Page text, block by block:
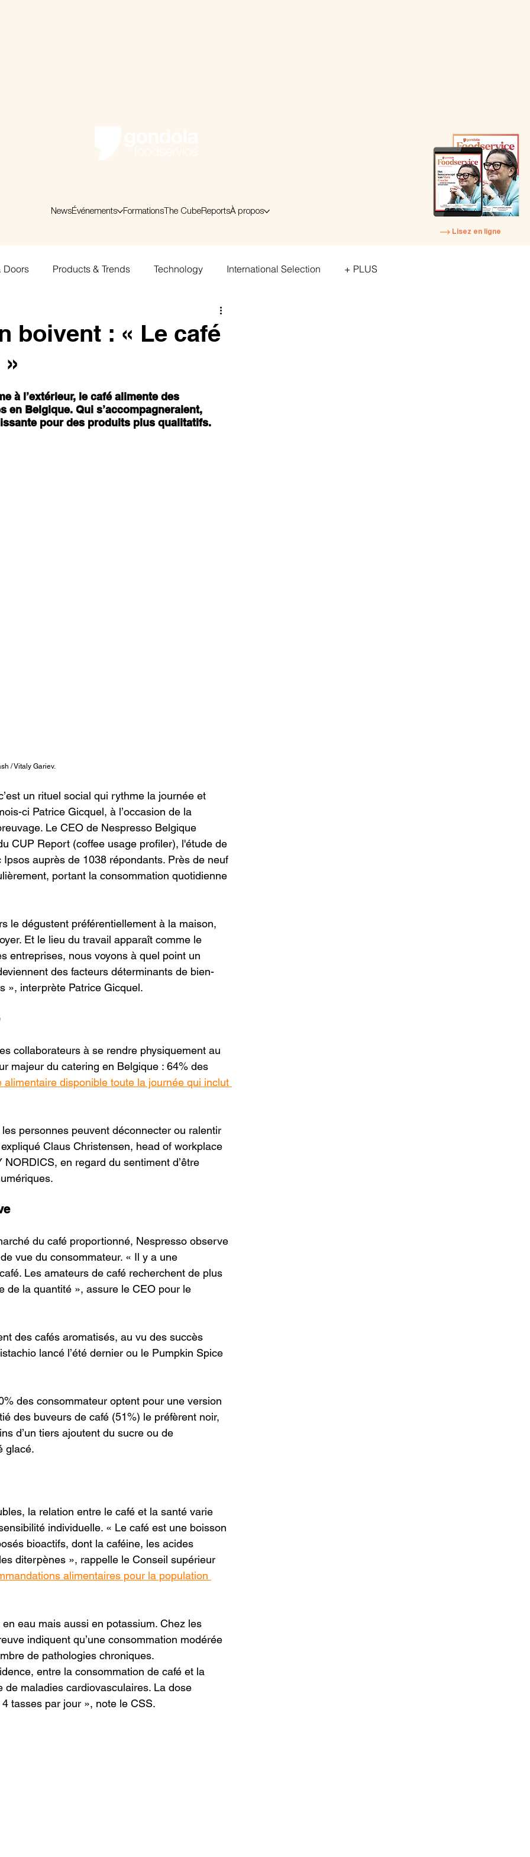
NewsÉvénements Formations The CubeReportsÀ propos
Lisez en ligne
Doors Products & Trends Technology International Selection + PLUS
boivent : « Le café
à l’extérieur, le café alimente des
en Belgique. Qui s’accompagneraient,
pour des produits plus qualitatifs.
/ Vitaly Gariev.
un rituel social qui rythme la journée et
ci Patrice Gicquel, à l’occasion de la
Le CEO de Nespresso Belgique
CUP Report (coffee usage profiler), l'étude de
auprès de 1038 répondants. Près de neuf
portant la consommation quotidienne
le dégustent préférentiellement à la maison,
Et le lieu du travail apparaît comme le
entreprises, nous voyons à quel point un
des facteurs déterminants de bien-
», interprète Patrice Gicquel.
collaborateurs à se rendre physiquement au
majeur du catering en Belgique : 64% des
alimentaire disponible toute la journée qui inclut
personnes peuvent déconnecter ou ralentir
Claus Christensen, head of workplace
en regard du sentiment d’être
du café proportionné, Nespresso observe
vue du consommateur. « Il y a une
Les amateurs de café recherchent de plus
de la quantité », assure le CEO pour le
des cafés aromatisés, au vu des succès
lancé l’été dernier ou le Pumpkin Spice
des consommateur optent pour une version
des buveurs de café (51%) le préfèrent noir,
d’un tiers ajoutent du sucre ou de
glacé.
la relation entre le café et la santé varie
individuelle. « Le café est une boisson
bioactifs, dont la caféine, les acides
diterpènes », rappelle le Conseil supérieur
alimentaires pour la population
eau mais aussi en potassium. Chez les
indiquent qu’une consommation modérée
de pathologies chroniques.
entre la consommation de café et la
de maladies cardiovasculaires. La dose
tasses par jour », note le CSS.